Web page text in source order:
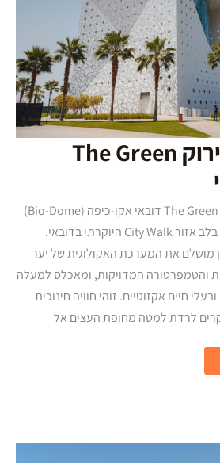
כוכב הלכת הירוק The Green
כוכב הלכת הירוק The Green Planet דובאי אקו-כיפה (Bio-Dome)
עוצרת נשימה, הממוקמת בלב אזור City Walk היוקרתי בדובאי.
מושלם את המערכת האקולוגית של יער
והטמפרטורה המדויקות, ומאכלס למעלה
ובעלי חיים אקזוטיים. זוהי חוויה חינוכית
לרדת למטה מחופת העצים אל